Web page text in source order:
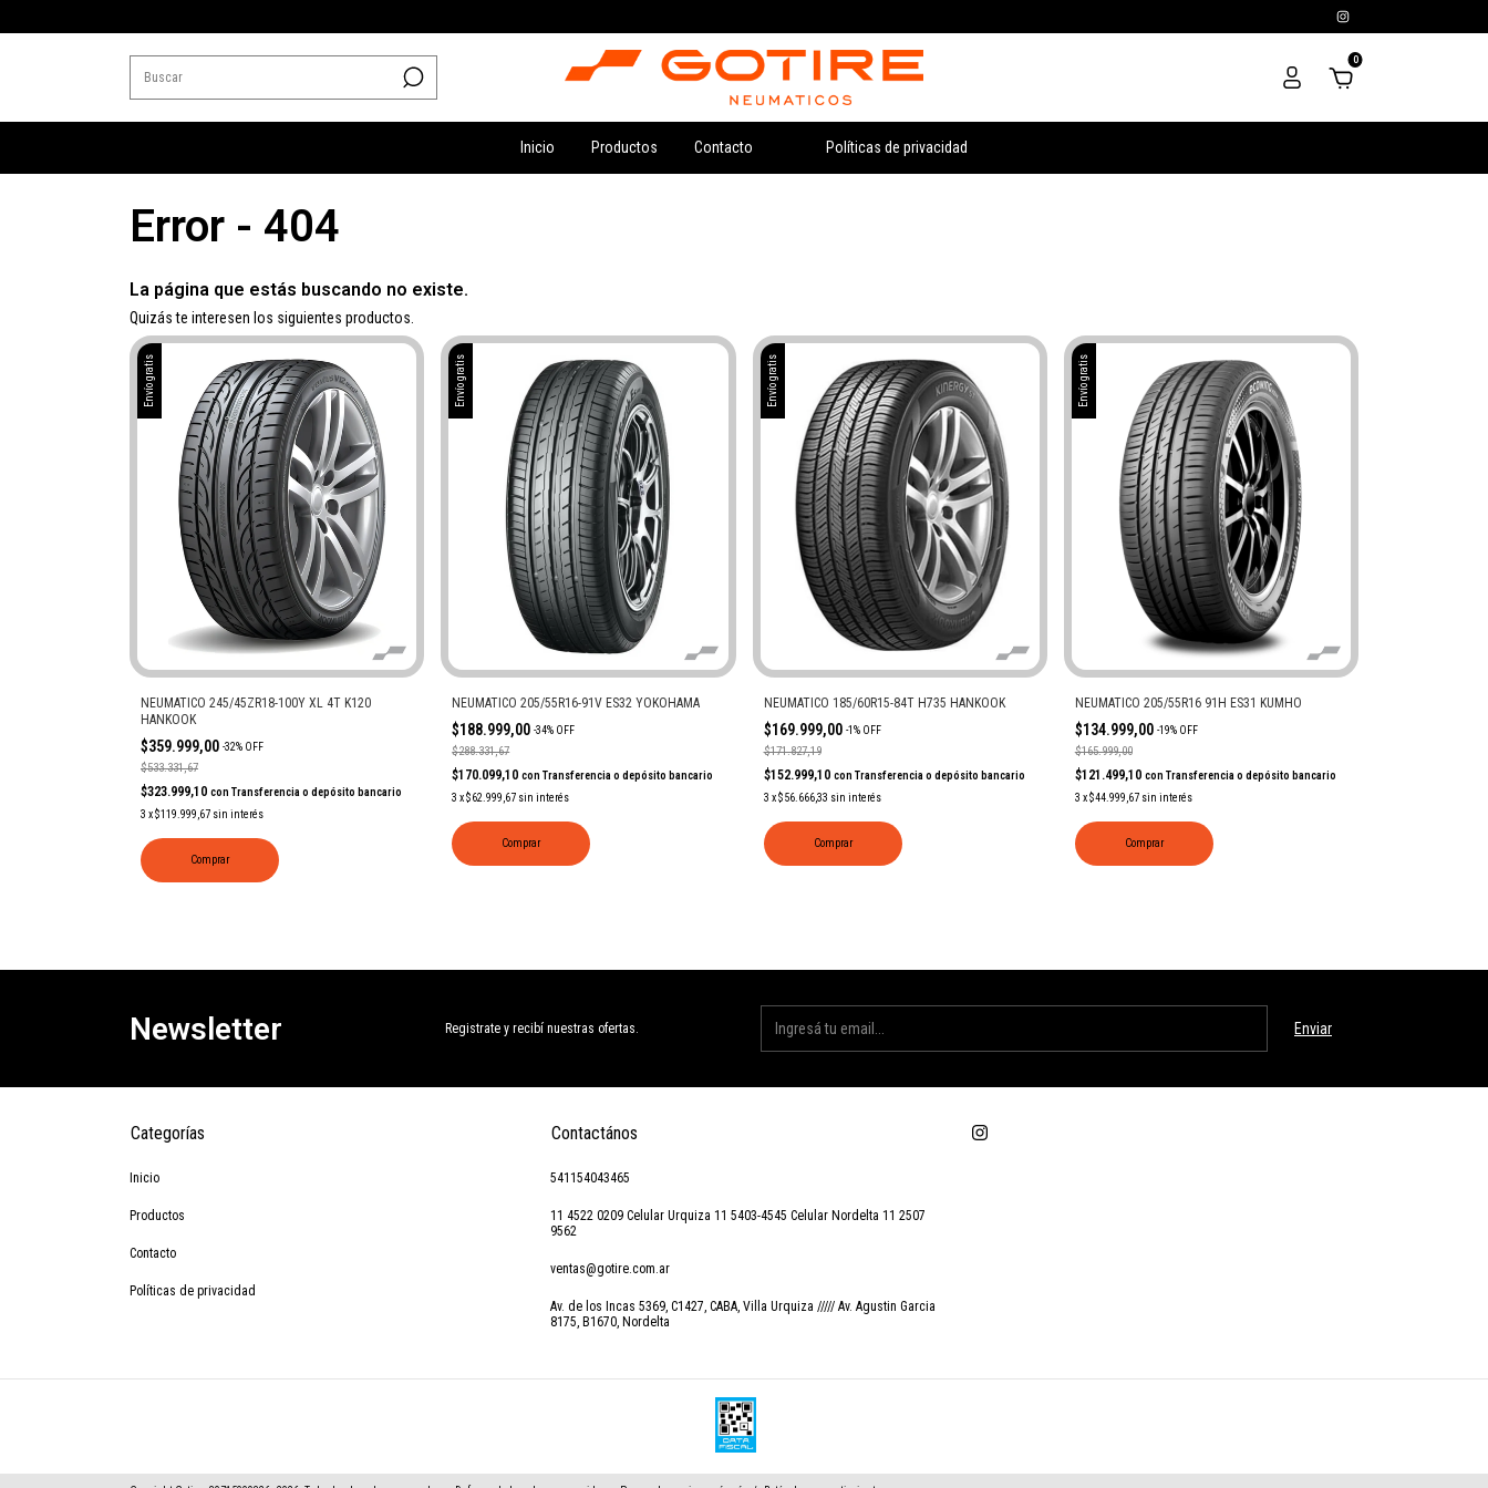
0
Inicio Productos Contacto Políticas de privacidad
Error - 404
La página que estás buscando no existe.
Quizás te interesen los siguientes productos.
Envío gratis
NEUMATICO 245/45ZR18-100Y XL 4T K120
HANKOOK
$359.999,00 -32% OFF
$533.331,67
$323.999,10 con Transferencia o depósito bancario
3 x$119.999,67 sin interés
Comprar
Envío gratis
NEUMATICO 205/55R16-91V ES32 YOKOHAMA
$188.999,00-34% OFF
$288.331,67
$170.099,10con Transferencia o depósito bancario
3 x$62.999,67 sin interés
Comprar
Envío gratis
NEUMATICO 185/60R15-84T H735 HANKOOK
$169.999,00 -1% OFF
$171.827,19
$152.999,10 con Transferencia o depósito bancario
3 x$56.666,33 sin interés
Comprar
Envío gratis
NEUMATICO 205/55R16 91H ES31 KUMHO
$134.999,00 -19% OFF
$165.999,00
$121.499,10 con Transferencia o depósito bancario
3 x$44.999,67 sin interés
Comprar
Newsletter Registrate y recibí nuestras ofertas.
Categorías
Inicio
Productos
Contacto
Políticas de privacidad
Contactános
541154043465
11 4522 0209 Celular Urquiza 11 5403-4545 Celular Nordelta 11 2507
9562
ventas@gotire.com.ar
Av. de los Incas 5369, C1427, CABA, Villa Urquiza ///// Av. Agustin Garcia
8175, B1670, Nordelta